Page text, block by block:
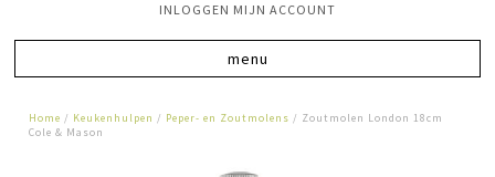
INLOGGEN MIJN ACCOUNT
Home / Keukenhulpen / Peper- en Zoutmolens / Zoutmolen London 18cm
Cole & Mason